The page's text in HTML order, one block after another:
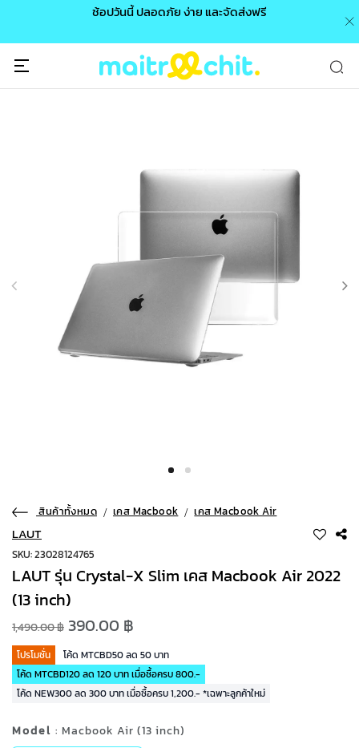
ช้อปวันนี้ ปลอดภัย ง่าย และจัดส่งฟรี
สินค้าทั้งหมด เคส Macbook เคส Macbook Air
LAUT
SKU: 23028124765
LAUT รุ่น Crystal-X Slim เคส Macbook Air 2022
(13 inch)
1,490.00 ฿ 390.00 ฿
โปรโมชั่น
โค้ด MTCBD50 ลด 50 บาท
โค้ด MTCBD120 ลด 120 บาท เมื่อซื้อครบ 800.-
โค้ด NEW300 ลด 300 บาท เมื่อซื้อครบ 1,200.- *เฉพาะลูกค้าใหม่
Model : Macbook Air (13 inch)